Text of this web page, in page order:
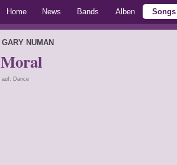
Home News Bands Alben Songs
GARY NUMAN
Moral
auf: Dance